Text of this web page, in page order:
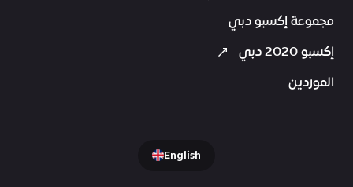
مجموعة إكسبو دبي
إكسبو 2020 دبي
الموردين
English